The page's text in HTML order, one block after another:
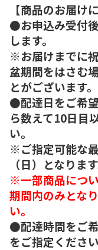
【商品のお届け
●お申込み受付
します。
※お届けまでに
盆期間をはさむ
とがございます
●配達日をご希
ら数えて10日目
い。
※ご指定可能な
（日）となります
※一部商品につ
期間内のみとな
い。
●配達時間をご
をご指定ください